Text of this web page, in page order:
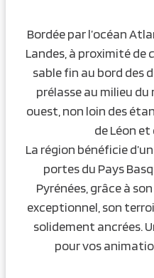
Bordée par l’océan
Landes, à proximité
sable fin au bord des
prélasse au milieu
ouest, non loin des
de Léon
La région bénéficie
portes du Pays
Pyrénées, grâce à
exceptionnel, son
solidement ancrées.
pour vos